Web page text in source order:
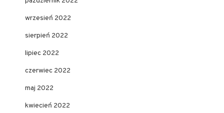
wrzesień 2022
sierpień 2022
lipiec 2022
czerwiec 2022
maj 2022
kwiecień 2022